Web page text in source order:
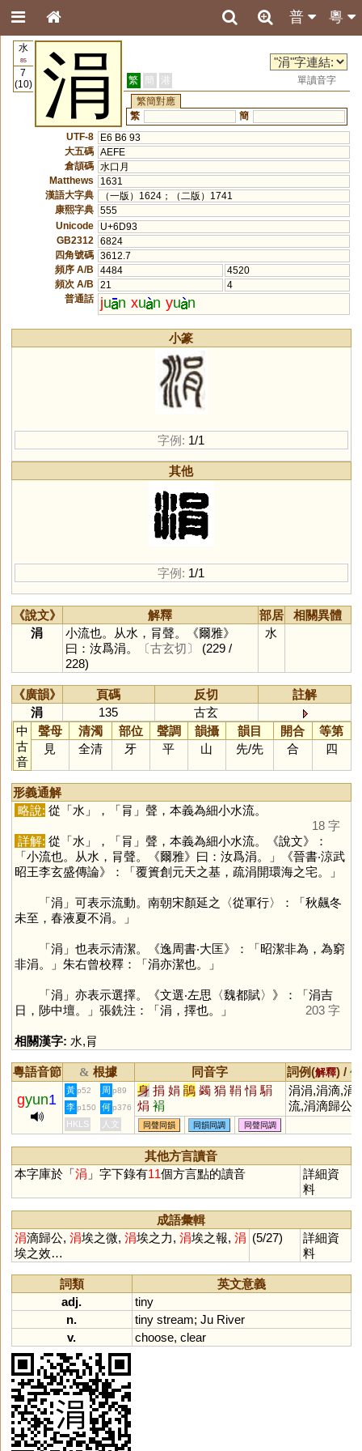
粵
普
水
85
7
(10)
涓 繁 簡 港
單讀音字
繁簡對應
繁
簡
UTF-8
E6 B6 93
大五碼 AEFE
倉頡碼 水口月
Matthews
1631
漢語大字典
（一版）1624；（二版）1741
康熙字典 555
Unicode
U+6D93
GB2312
6824
四角號碼 3612.7
頻序 A/B
4484
4520
頻次 A/B
21
4
普通話
ju n xu n yu n
小篆
字例: 1/1
其他
字例: 1/1
《說文》 解釋 部居
相關異體
涓
小流也。从水，肙聲。《爾雅》
曰：汝爲涓。
〔古玄切〕
(229 /
228)
水
《廣韻》 頁碼 反切
註解
涓
135
古玄
中
古
音
聲母 清濁 部位 聲調 韻攝 韻目 開合
等第
見
全清 牙 平 山 先/先 合 四
形義通解
略說: 從「水」，「肙 」聲，本義為細小水流。
18 字
詳解: 從「水」，「肙 」聲，本義為細小水流。《說文》：
「小流也。从水，肙聲。《爾雅》曰：汝爲涓。」《晉書‧涼武
昭王李玄盛傳論》：「覆簣創元天之基，疏涓開環海之宅。」
「涓 」可表示流動。南朝宋顏延之〈從軍行〉：「秋飆冬
未至，春液夏不涓。」
「涓 」也表示清潔。《逸周書‧大匡》：「昭潔非為，為窮
非涓。」朱右曾校釋：「涓亦潔也。」
「涓 」亦表示選擇。《文選‧左思〈魏都賦〉》：「涓吉
日，陟中壇。」張銑注：「涓，擇也。」
203 字
相關漢字: 水,肙
粵語音節 & 根據 同音字 詞例(解釋) /
gyun1
黃 p52 周 p89 身 捐 娟 鵑 蠲 狷 鞙 悁 駽
焆 裐
涓涓,涓滴,涓
流,涓滴歸公,
潔
李 p150 何 p376
HKLS 人文 同聲同韻 同韻同調 同聲同調
其他方言讀音
本字庫於「涓 」字下錄有11個方言點的讀音
詳細資
料
成語彙輯
涓滴歸公, 涓埃之微, 涓埃之力, 涓埃之報, 涓
埃之效…
(5/27)
詳細資
料
詞類
英文意義
adj.
tiny
n.
tiny stream; Ju River
v.
choose, clear